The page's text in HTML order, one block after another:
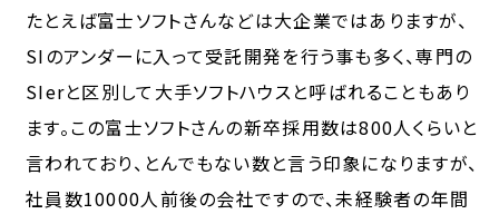
たとえば富士ソフトさんなどは大企業ではありますが、
SIのアンダーに入って受託開発を行う事も多く、専門の
SIerと区別して大手ソフトハウスと呼ばれることもあり
ます。この富士ソフトさんの新卒採用数は800人くらいと
言われており、とんでもない数と言う印象になりますが、
社員数10000人前後の会社ですので、未経験者の年間